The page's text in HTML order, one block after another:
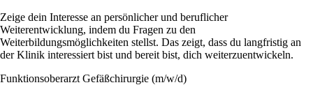
Zeige dein Interesse an persönlicher und beruflicher
Weiterentwicklung, indem du Fragen zu den
Weiterbildungsmöglichkeiten stellst. Das zeigt, dass du langfristig an
der Klinik interessiert bist und bereit bist, dich weiterzuentwickeln.
Funktionsoberarzt Gefäßchirurgie (m/w/d)